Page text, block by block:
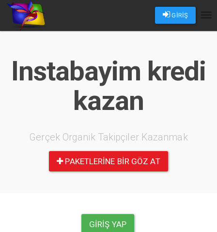
GİRİŞ
Instabayim kredi
kazan
Gerçek Organik Takipçiler Kazanmak
PAKETLERINE BIR GÖZ AT
GIRIŞ YAP